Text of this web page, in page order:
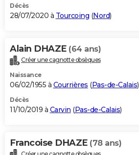
Décès
28/07/2020 à Tourcoing (Nord)
Alain DHAZE (64 ans)
Créer une cagnotte obsèques
Naissance
06/02/1955 à Courrières (Pas-de-Calais)
Décès
11/10/2019 à Carvin (Pas-de-Calais)
Francoise DHAZE (78 ans)